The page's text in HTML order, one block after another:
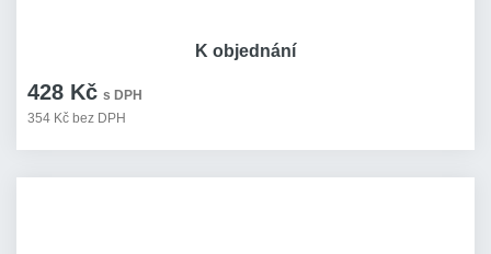
428 Kč s DPH
354 Kč bez DPH
K objednání